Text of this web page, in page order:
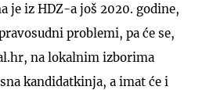
je iz HDZ-a još 2020. godine,
problemi, pa će se,
na lokalnim izborima
kandidatkinja, a imat će i